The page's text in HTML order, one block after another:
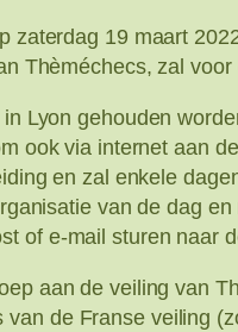
zaterdag 19 maart
Thèméchecs, zal
Lyon gehouden
ook via internet aan
en zal enkele
van de dag
of e-mail sturen naar
aan de veiling van
de Franse veiling